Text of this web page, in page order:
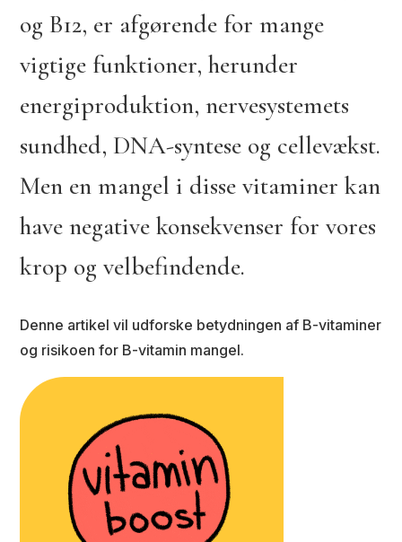
og B12, er afgørende for mange
vigtige funktioner, herunder
energiproduktion, nervesystemets
sundhed, DNA-syntese og cellevækst.
Men en mangel i disse vitaminer kan
have negative konsekvenser for vores
krop og velbefindende.
Denne artikel vil udforske betydningen af B-vitaminer
og risikoen for B-vitamin mangel.